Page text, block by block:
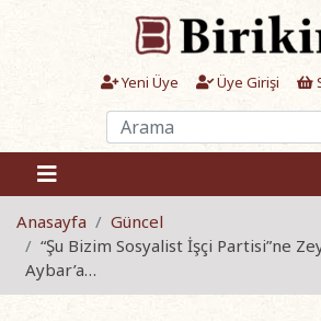
Yeni Üye Üye Girişi
Anasayfa
Güncel
“Şu Bizim Sosyalist İşçi Partisi”ne
Aybar’a…